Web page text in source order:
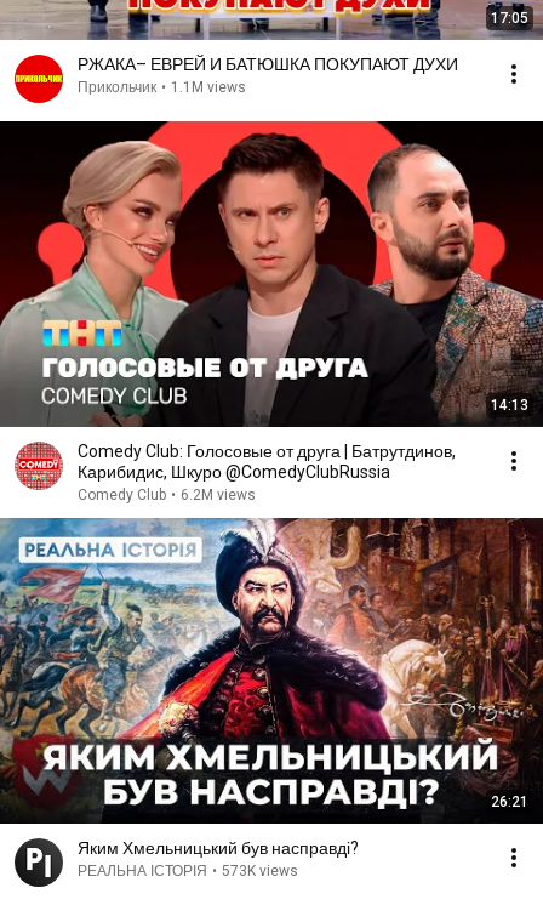
17:05
РЖАКА– ЕВРЕЙ И БАТЮШКА ПОКУПАЮТ ДУХИ
Прикольчик • 1.1M views
14:13
Comedy Club: Голосовые от друга | Батрутдинов,
Карибидис, Шкуро @ComedyClubRussia
Comedy Club • 6.2M views
26:21
Яким Хмельницький був насправді?
РЕАЛЬНА ІСТОРІЯ • 573K views